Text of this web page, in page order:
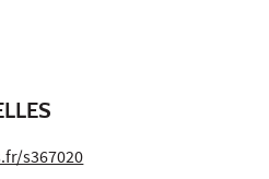
s367020